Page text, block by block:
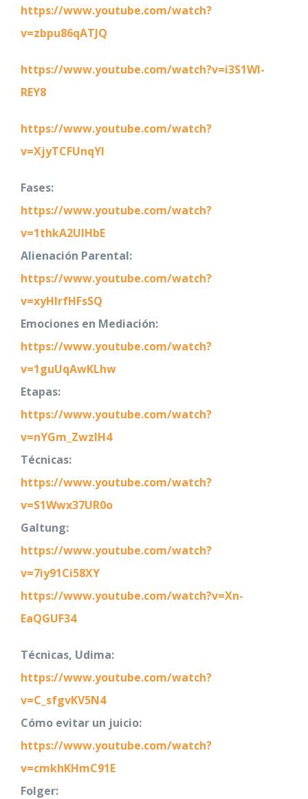
https://www.youtube.com/watch?
v=zbpu86qATJQ
https://www.youtube.com/watch?v=i3S1WI-
REY8
https://www.youtube.com/watch?
v=XjyTCFUnqYI
Fases:
https://www.youtube.com/watch?
v=1thkA2UIHbE
Alienación Parental:
https://www.youtube.com/watch?
v=xyHlrfHFsSQ
Emociones en Mediación:
https://www.youtube.com/watch?
v=1guUqAwKLhw
Etapas:
https://www.youtube.com/watch?
v=nYGm_ZwzIH4
Técnicas:
https://www.youtube.com/watch?
v=S1Wwx37UR0o
Galtung:
https://www.youtube.com/watch?
v=7iy91Ci58XY
https://www.youtube.com/watch?v=Xn-
EaQGUF34
Técnicas, Udima:
https://www.youtube.com/watch?
v=C_sfgvKV5N4
Cómo evitar un juicio:
https://www.youtube.com/watch?
v=cmkhKHmC91E
Folger: